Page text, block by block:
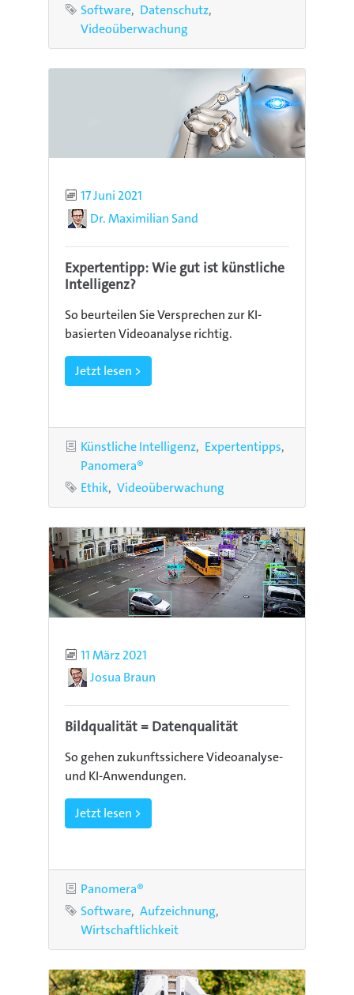
Schlagworte
Software Datenschutz
Videoüberwachung
Publiziert
17 Juni 2021
AutorDr. Maximilian Sand
Expertentipp: Wie gut ist künstliche
Intelligenz?
So beurteilen Sie Versprechen zur KI-
basierten Videoanalyse richtig.
Jetzt lesen >
Kategorien
Künstliche Intelligenz Expertentipps
Panomera®
Schlagworte
Ethik Videoüberwachung
Publiziert
11 März 2021
AutorJosua Braun
Bildqualität = Datenqualität
So gehen zukunftssichere Videoanalyse-
und KI-Anwendungen.
Jetzt lesen >
Kategorie
Panomera®
Schlagworte
Software Aufzeichnung
Wirtschaftlichkeit